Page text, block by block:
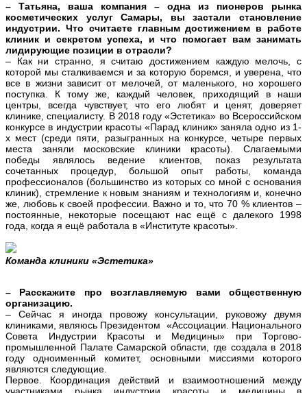
– Татьяна, ваша компания – одна из пионеров рынка
косметических услуг Самары, вы застали становление
индустрии. Что считаете главным достижением в работе
клиник и секретом успеха, и что помогает вам занимать
лидирующие позиции в отрасли?
– Как ни странно, я считаю достижением каждую мелочь, с
которой мы сталкиваемся и за которую боремся, и уверена, что
все в жизни зависит от мелочей, от маленького, но хорошего
поступка. К тому же, каждый человек, приходящий в наши
центры, всегда чувствует, что его любят и ценят, доверяет
клинике, специалисту. В 2018 году «Эстетика» во Всероссийском
конкурсе в индустрии красоты «Парад клиник» заняла одно из 1-
х мест (среди пяти, разыгранных на конкурсе, четыре первых
места заняли московские клиники красоты). Слагаемыми
победы являлось ведение клиентов, показ результата
сочетанных процедур, большой опыт работы, команда
профессионалов (большинство из которых со мной с основания
клиник), стремление к новым знаниям и технологиям и, конечно
же, любовь к своей профессии. Важно и то, что 70 % клиентов –
постоянные, некоторые посещают нас ещё с далекого 1998
года, когда я ещё работала в «Институте красоты».
Команда клиники «Эстетика»
– Расскажите про возглавляемую вами общественную
организацию.
– Сейчас я иногда провожу консультации, руковожу двумя
клиниками, являюсь Президентом «Ассоциации. Национального
Совета Индустрии Красоты и Медицины» при Торгово-
промышленной Палате Самарской области, где создала в 2018
году одноименный комитет, основными миссиями которого
являются следующие.
Первое. Координация действий и взаимоотношений между